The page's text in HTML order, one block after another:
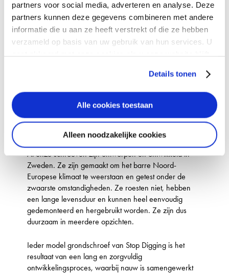
partners voor social media, adverteren en analyse. Deze
partners kunnen deze gegevens combineren met andere
informatie die u aan ze heeft verstrekt of die ze hebben
verzameld op basis van uw gebruik van hun services. U
Details tonen
Alle cookies toestaan
Alleen noodzakelijke cookies
ONTWORPEN EN
ONTWIKKELD IN
ZWEDEN
Al onze schroeven zijn ontworpen en ontwikkeld in
Zweden. Ze zijn gemaakt om het barre Noord-
Europese klimaat te weerstaan en getest onder de
zwaarste omstandigheden. Ze roesten niet, hebben
een lange levensduur en kunnen heel eenvoudig
gedemonteerd en hergebruikt worden. Ze zijn dus
duurzaam in meerdere opzichten.
Ieder model grondschroef van Stop Digging is het
resultaat van een lang en zorgvuldig
ontwikkelingsproces, waarbij nauw is samengewerkt